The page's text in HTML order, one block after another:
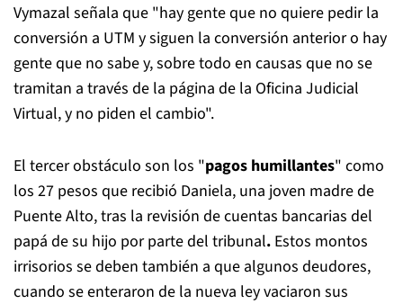
Vymazal señala que "hay gente que no quiere pedir la
conversión a UTM y siguen la conversión anterior o hay
gente que no sabe y, sobre todo en causas que no se
tramitan a través de la página de la Oficina Judicial
Virtual, y no piden el cambio".
El tercer obstáculo son los "pagos humillantes" como
los 27 pesos que recibió Daniela, una joven madre de
Puente Alto, tras la revisión de cuentas bancarias del
papá de su hijo por parte del tribunal. Estos montos
irrisorios se deben también a que algunos deudores,
cuando se enteraron de la nueva ley vaciaron sus